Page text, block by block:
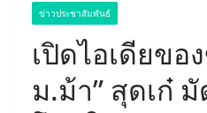
ข่าวประชาสัมพันธ์
เปิดไอเดียขอ
ม.ม้า” สุดเก๋